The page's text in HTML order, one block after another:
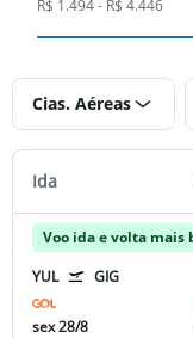
R$ 1.494 - R$ 4.446
Cias. Aéreas
Ida
Voo ida e volta mais
YUL
GIG
sex 28/8